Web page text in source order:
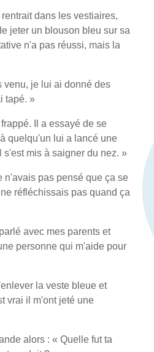
dans les vestiaires,
jeter un blouson bleu sur sa
n'a pas réussi, mais la
venu, je lui ai donné des
tapé. »
Il a essayé de se
quelqu'un lui a lancé une
s'est mis à saigner du nez. »
n'avais pas pensé que ça se
réfléchissais pas quand ça
avec mes parents et
personne qui m'aide pour
la veste bleue et
vrai il m'ont jeté une
alors : « Quelle fut ta